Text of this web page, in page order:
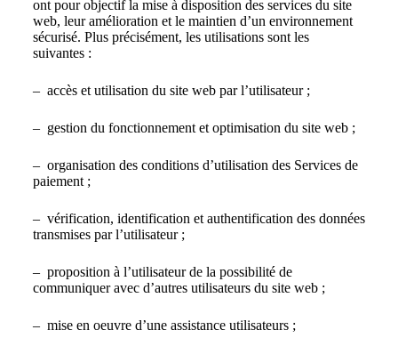
ont pour objectif la mise à disposition des services du site
web, leur amélioration et le maintien d’un environnement
sécurisé. Plus précisément, les utilisations sont les
suivantes :
– accès et utilisation du site web par l’utilisateur ;
– gestion du fonctionnement et optimisation du site web ;
– organisation des conditions d’utilisation des Services de
paiement ;
– vérification, identification et authentification des données
transmises par l’utilisateur ;
– proposition à l’utilisateur de la possibilité de
communiquer avec d’autres utilisateurs du site web ;
– mise en oeuvre d’une assistance utilisateurs ;